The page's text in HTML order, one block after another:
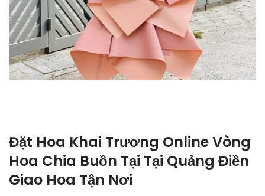
Đặt Hoa Khai Trương Online Vòng
Hoa Chia Buồn Tại Tại Quảng Điền
Giao Hoa Tận Nơi